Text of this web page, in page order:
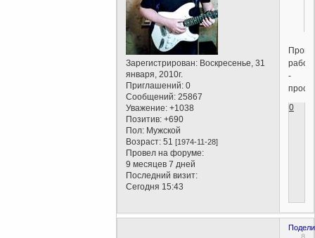
Зарегистрирован: Воскресенье, 31
января, 2010г.
Приглашений: 0
Сообщений: 25867
Уважение: +1038
Позитив: +690
Пол: Мужской
Возраст: 51[1974-11-28]
Провел на форуме:
9 месяцев 7 дней
Последний визит:
Сегодня 15:43
-
0